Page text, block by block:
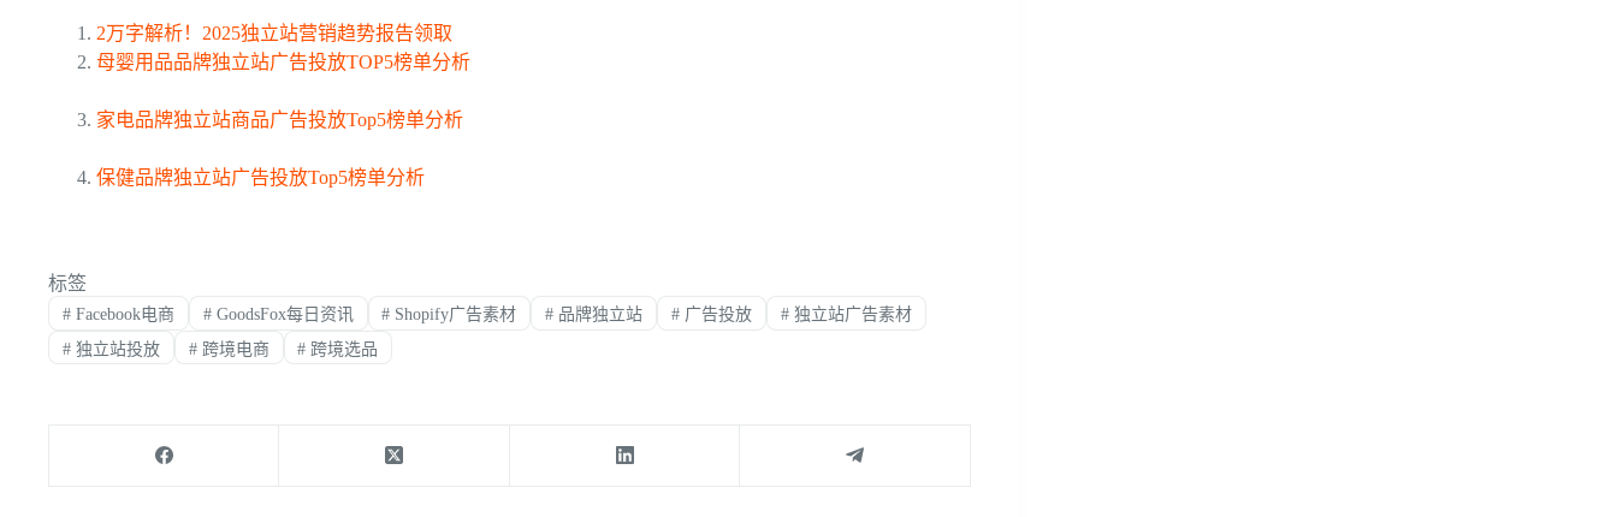
2万字解析！2025独立站营销趋势报告领取
母婴用品品牌独立站广告投放TOP5榜单分析
家电品牌独立站商品广告投放Top5榜单分析
保健品牌独立站广告投放Top5榜单分析
标签
#Facebook电商 #GoodsFox每日资讯 # Shopify广告素材 # 品牌独立站 # 广告投放 #独立站广告素材
#独立站投放 #跨境电商 # 跨境选品